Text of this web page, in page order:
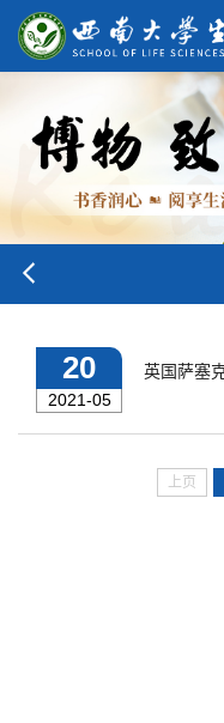
20
2021-05
上页